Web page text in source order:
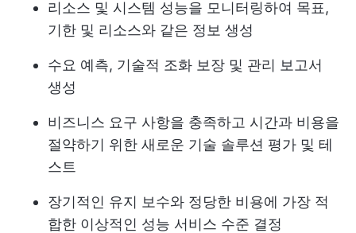
리소스 및 시스템 성능을 모니터링하여 목표,
기한 및 리소스와 같은 정보 생성
수요 예측, 기술적 조화 보장 및 관리 보고서
생성
비즈니스 요구 사항을 충족하고 시간과 비용을
절약하기 위한 새로운 기술 솔루션 평가 및 테
스트
장기적인 유지 보수와 정당한 비용에 가장 적
합한 이상적인 성능 서비스 수준 결정